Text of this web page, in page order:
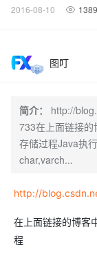
2016-08-10 1389
图叮
简介：
http://
733在上面链接
存储过程Java执
char,varch...
http://
在上面链接的博客
程